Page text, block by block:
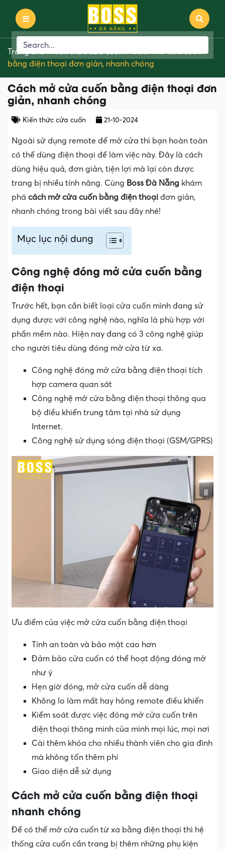
Trang chủ
bằng điện thoại đơn giản, nhanh chóng
Cách mở cửa cuốn bằng điện thoại đơn
giản, nhanh chóng
Kiến thức cửa cuốn 21-10-2024
Ngoài sử dụng remote để mở cửa thì bạn hoàn toàn
có thể dùng điện thoại để làm việc này. Đây là cách
dùng hiệu quả, đơn giản, tiện lợi mà lại còn được
trang bị nhiều tính năng. Cùng Boss Đà Nẵng khám
phá cách mở cửa cuốn bằng điện thoại đơn giản,
nhanh chóng trong bài viết sau đây nhé!
Mục lục nội dung
Công nghệ đóng mở cửa cuốn bằng
điện thoại
Trước hết, bạn cần biết loại cửa cuốn mình đang sử
dụng được với công nghệ nào, nghĩa là phù hợp với
phần mềm nào. Hiện nay đang có 3 công nghệ giúp
cho người tiêu dùng đóng mở cửa từ xa.
Công nghệ đóng mở cửa bằng điện thoại tích
hợp camera quan sát
Công nghệ mở cửa bằng điện thoại thông qua
bộ điều khiển trung tâm tại nhà sử dụng
Internet.
Công nghệ sử dụng sóng điện thoại (GSM/GPRS)
Ưu điểm của việc mở cửa cuốn bằng điện thoại
Tính an toàn và bảo mật cao hơn
Đảm bảo cửa cuốn có thể hoạt động đóng mở
như ý
Hẹn giờ đóng, mở cửa cuốn dễ dàng
Không lo làm mất hay hỏng remote điều khiển
Kiểm soát được việc đóng mở cửa cuốn trên
điện thoại thông minh của mình mọi lúc, mọi nơi
Cài thêm khóa cho nhiều thành viên cho gia đình
mà không tốn thêm phí
Giao diện dễ sử dụng
Cách mở cửa cuốn bằng điện thoại
nhanh chóng
Để có thể mở cửa cuốn từ xa bằng điện thoại thì hệ
thống cửa cuốn cần trang bị thêm những phụ kiện